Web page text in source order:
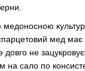
мед
не
на сало по